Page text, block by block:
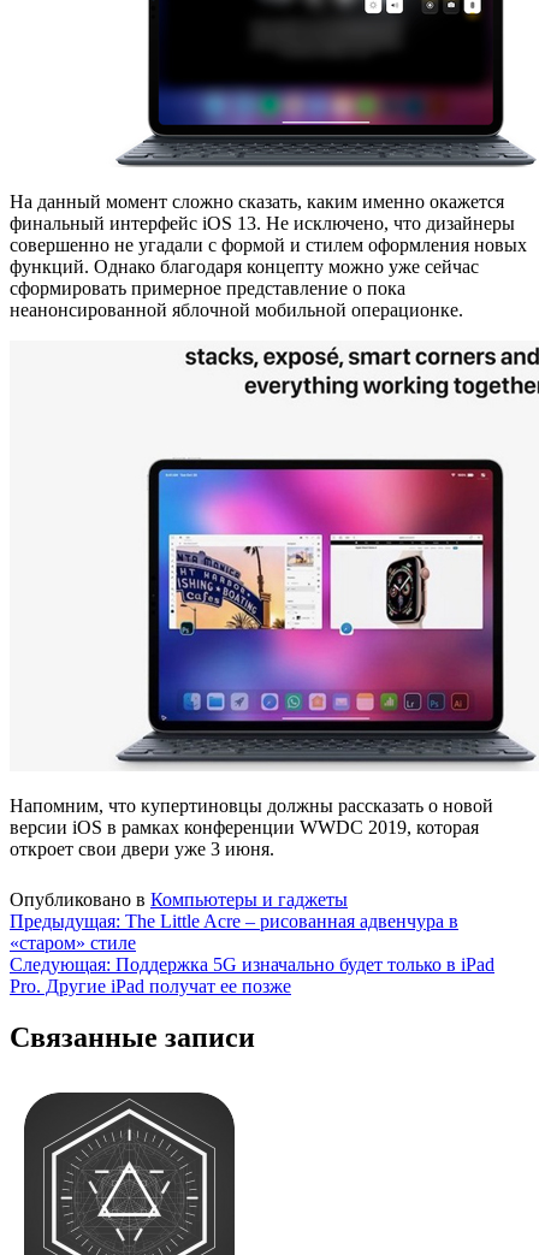
На данный момент сложно сказать, каким именно окажется
финальный интерфейс iOS 13. Не исключено, что дизайнеры
совершенно не угадали с формой и стилем оформления новых
функций. Однако благодаря концепту можно уже сейчас
сформировать примерное представление о пока
неанонсированной яблочной мобильной операционке.
Напомним, что купертиновцы должны рассказать о новой
версии iOS в рамках конференции WWDC 2019, которая
откроет свои двери уже 3 июня.
Опубликовано в Компьютеры и гаджеты
Навигация
по
записям
Предыдущая: The Little Acre – рисованная адвенчура в
«старом» стиле
Следующая: Поддержка 5G изначально будет только в iPad
Pro. Другие iPad получат ее позже
Связанные записи